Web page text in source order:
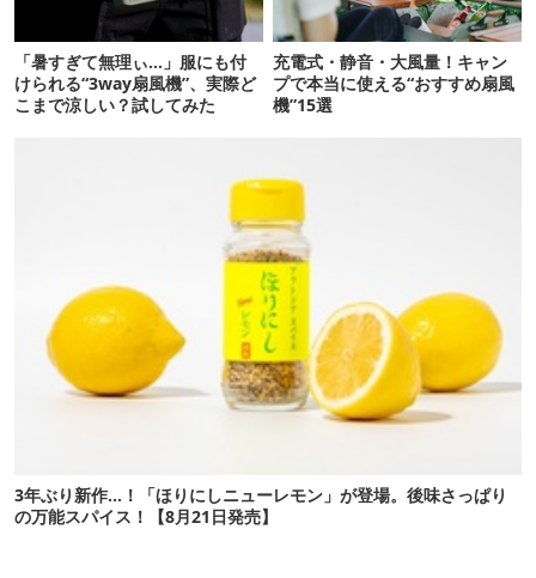
「暑すぎて無理ぃ…」服にも付
けられる“3way扇風機”、実際ど
こまで涼しい？試してみた
充電式・静音・大風量！キャン
プで本当に使える“おすすめ扇風
機”15選
3年ぶり新作…！「ほりにしニューレモン」が登場。後味さっぱり
の万能スパイス！【8月21日発売】